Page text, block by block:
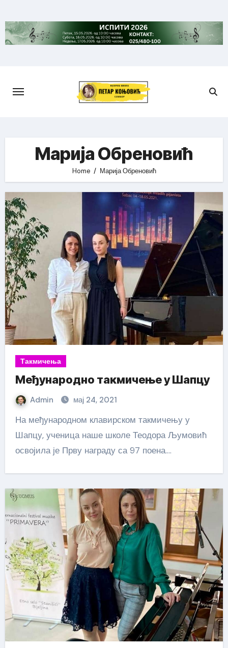
to
content
Марија Обреновић
Home Марија Обреновић
Такмичења
Међународно такмичење у Шапцу
Admin мај 24, 2021
На међународном клавирском такмичењу у
Шапцу, ученица наше школе Теодора Љумовић
освојила је Прву награду са 97 поена.…